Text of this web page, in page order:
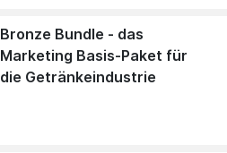
Bronze Bundle - das
Marketing Basis-Paket für
die Getränkeindustrie